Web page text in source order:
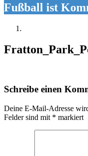
Fußball ist
Schreibe einen
Deine E-Mail-Adresse
Felder sind mit * markiert